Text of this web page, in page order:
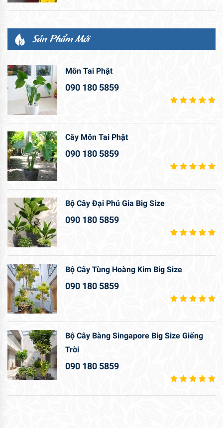
Sản Phẩm Mới
Môn Tai Phật
090 180 5859
Cây Môn Tai Phật
090 180 5859
Bộ Cây Đại Phú Gia Big Size
090 180 5859
Bộ Cây Tùng Hoàng Kim Big Size
090 180 5859
Bộ Cây Bàng Singapore Big Size Giếng
Trời
090 180 5859